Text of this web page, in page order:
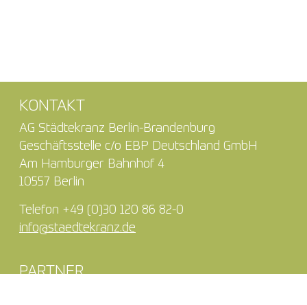
KONTAKT
AG Städtekranz Berlin-Brandenburg
Geschäftsstelle c/o EBP Deutschland GmbH
Am Hamburger Bahnhof 4
10557 Berlin
Telefon +49 (0)30 120 86 82-0
info@staedtekranz.de
PARTNER